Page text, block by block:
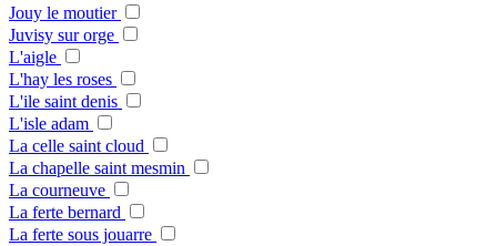
Jouy le moutier
Juvisy sur orge
L'aigle
L'hay les roses
L'ile saint denis
L'isle adam
La celle saint cloud
La chapelle saint mesmin
La courneuve
La ferte bernard
La ferte sous jouarre